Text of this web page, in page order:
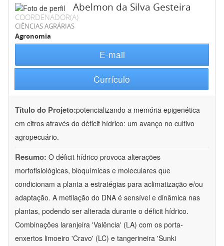
Abelmon da Silva Gesteira
COORDENADOR(A)
CIÊNCIAS AGRÁRIAS
Agronomia
E-mail
Currículo
Título do Projeto:potencializando a memória epigenética
em citros através do déficit hídrico: um avanço no cultivo
agropecuário.
Resumo: O déficit hídrico provoca alterações
morfofisiológicas, bioquímicas e moleculares que
condicionam a planta a estratégias para aclimatização e/ou
adaptação. A metilação do DNA é sensível e dinâmica nas
plantas, podendo ser alterada durante o déficit hídrico.
Combinações laranjeira 'Valência' (LA) com os porta-
enxertos limoeiro 'Cravo' (LC) e tangerineira 'Sunki